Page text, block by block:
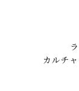
カルチ